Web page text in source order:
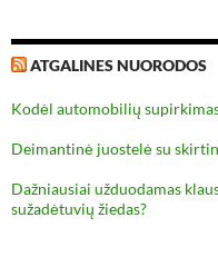
ATGALINES NUORODOS
Kodėl automobilių
Deimantinė juostelė su
Dažniausiai užduodamas
sužadėtuvių žiedas?